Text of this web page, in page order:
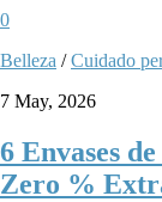
0
Belleza /Cuidado
7 May, 2026
6 Envases
Zero %